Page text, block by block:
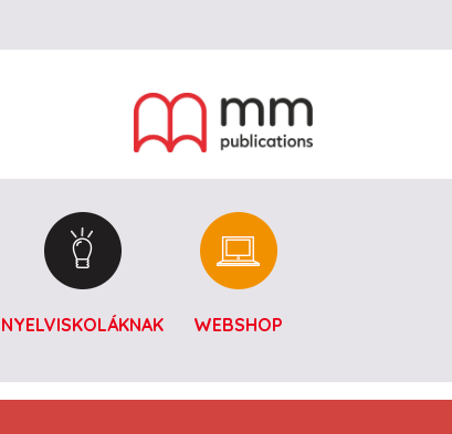
NYELVISKOLÁKNAK WEBSHOP